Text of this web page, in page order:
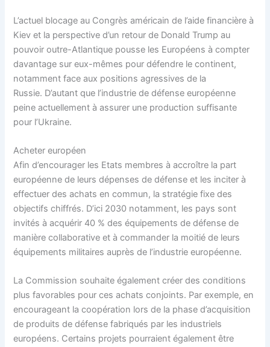
L’actuel blocage au Congrès américain de l’aide financière à
Kiev et la perspective d’un retour de Donald Trump au
pouvoir outre-Atlantique pousse les Européens à compter
davantage sur eux-mêmes pour défendre le continent,
notamment face aux positions agressives de la
Russie. D’autant que l’industrie de défense européenne
peine actuellement à assurer une production suffisante
pour l’Ukraine.
Acheter européen
Afin d’encourager les Etats membres à accroître la part
européenne de leurs dépenses de défense et les inciter à
effectuer des achats en commun, la stratégie fixe des
objectifs chiffrés. D’ici 2030 notamment, les pays sont
invités à acquérir 40 % des équipements de défense de
manière collaborative et à commander la moitié de leurs
équipements militaires auprès de l’industrie européenne.
La Commission souhaite également créer des conditions
plus favorables pour ces achats conjoints. Par exemple, en
encourageant la coopération lors de la phase d’acquisition
de produits de défense fabriqués par les industriels
européens. Certains projets pourraient également être